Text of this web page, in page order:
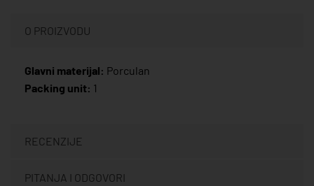
O PROIZVODU
Glavni materijal: Porculan
Packing unit: 1
RECENZIJE
PITANJA I ODGOVORI